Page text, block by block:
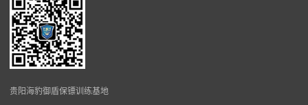
贵阳海豹御盾保镖训练基地